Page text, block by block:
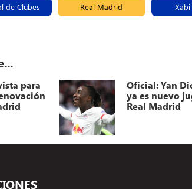
de Clubes Real Madrid Xabi
para
Oficial: Yan
ya es nuevo
Real Madrid